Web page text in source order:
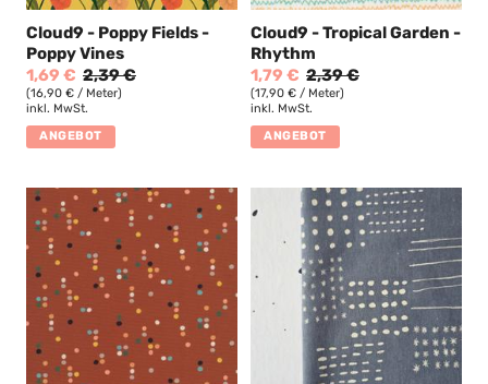
Cloud9 - Poppy Fields -
Poppy Vines
1,69 € 2,39 €
(16,90 € / Meter)
inkl. MwSt.
ANGEBOT
Cloud9 - Tropical Garden -
Rhythm
1,79 € 2,39 €
(17,90 € / Meter)
inkl. MwSt.
ANGEBOT